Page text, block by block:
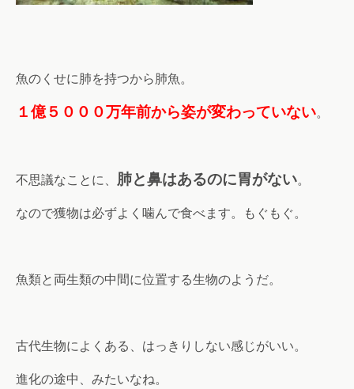
魚のくせに肺を持つから肺魚。
１億５０００万年前から姿が変わっていない。
不思議なことに、 肺と鼻はあるのに胃がない。
なので獲物は必ずよく噛んで食べます。もぐもぐ。
魚類と両生類の中間に位置する生物のようだ。
古代生物によくある、はっきりしない感じがいい。
進化の途中、みたいなね。